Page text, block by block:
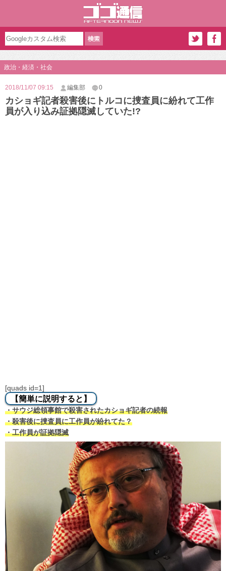
政治・経済・社会
2018/11/07 09:15 編集部 0
カショギ記者殺害後にトルコに捜査員に紛れて工作
員が入り込み証拠隠滅していた!?
[quads id=1]
【簡単に説明すると】
・サウジ総領事館で殺害されたカショギ記者の続報
・殺害後に捜査員に工作員が紛れてた？
・工作員が証拠隠滅